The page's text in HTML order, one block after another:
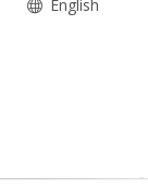
English